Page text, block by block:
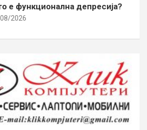
е функционална депресија?
2026